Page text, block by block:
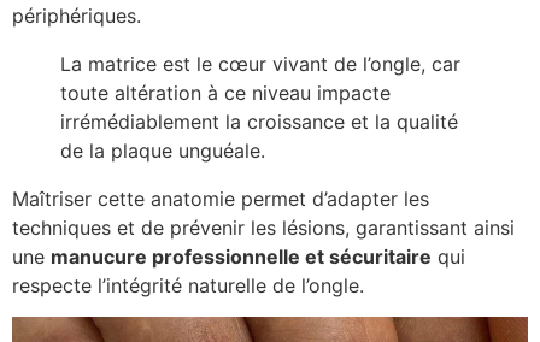
périphériques.
La matrice est le cœur vivant de l’ongle, car
toute altération à ce niveau impacte
irrémédiablement la croissance et la qualité
de la plaque unguéale.
Maîtriser cette anatomie permet d’adapter les
techniques et de prévenir les lésions, garantissant ainsi
une manucure professionnelle et sécuritaire qui
respecte l’intégrité naturelle de l’ongle.